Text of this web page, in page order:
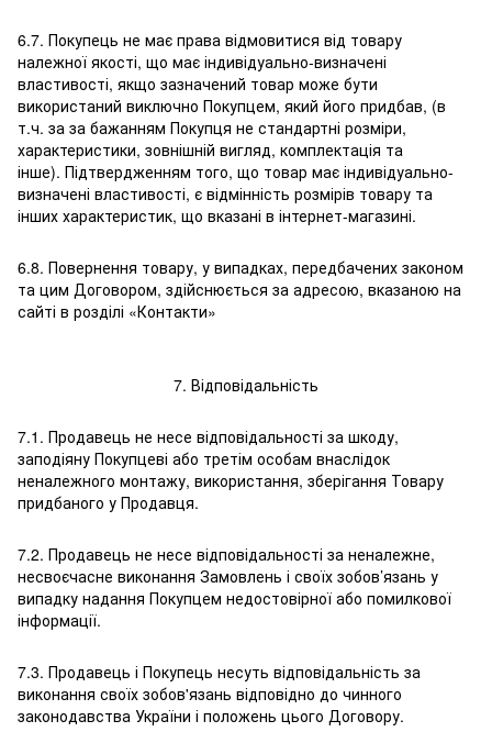
6.7. Покупець не має права відмовитися від товару
належної якості, що має індивідуально-визначені
властивості, якщо зазначений товар може бути
використаний виключно Покупцем, який його придбав, (в
т.ч. за за бажанням Покупця не стандартні розміри,
характеристики, зовнішній вигляд, комплектація та
інше). Підтвердженням того, що товар має індивідуально-
визначені властивості, є відмінність розмірів товару та
інших характеристик, що вказані в інтернет-магазині.
6.8. Повернення товару, у випадках, передбачених законом
та цим Договором, здійснюється за адресою, вказаною на
сайті в розділі «Контакти»
7. Відповідальність
7.1. Продавець не несе відповідальності за шкоду,
заподіяну Покупцеві або третім особам внаслідок
неналежного монтажу, використання, зберігання Товару
придбаного у Продавця.
7.2. Продавець не несе відповідальності за неналежне,
несвоєчасне виконання Замовлень і своїх зобов’язань у
випадку надання Покупцем недостовірної або помилкової
інформації.
7.3. Продавець і Покупець несуть відповідальність за
виконання своїх зобов'язань відповідно до чинного
законодавства України і положень цього Договору.